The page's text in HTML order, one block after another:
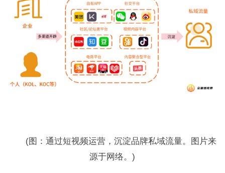
(图：通过短视频运营，沉淀品牌私域流量。图片来
源于网络。)